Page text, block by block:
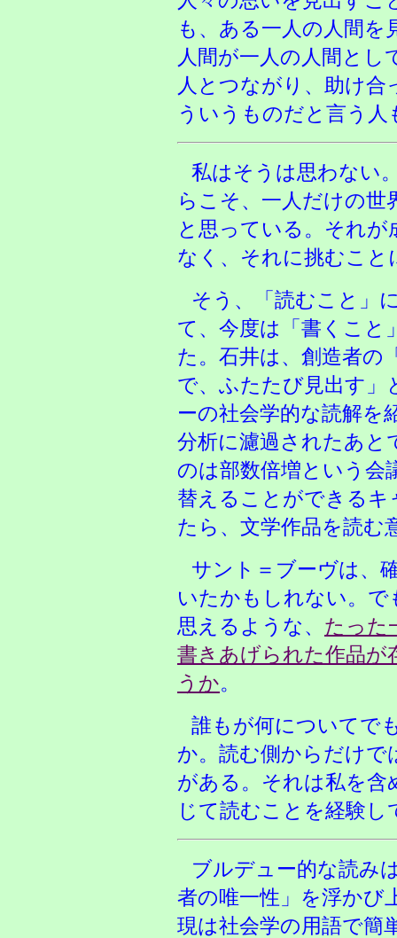
も、ある一人の人間
人間が一人の人間と
人とつながり、助け
ういうものだと言う
私はそうは思わない
らこそ、一人だけの
と思っている。それ
なく、それに挑むこ
そう、「読むこと」
て、今度は「書くこと
た。石井は、創造者の
で、ふたたび見出す」
ーの社会学的な読解を
分析に濾過されたあと
のは部数倍増という会
替えることができる
たら、文学作品を読む
サント＝ブーヴは、
いたかもしれない。
思えるような、 たった
書きあげられた作品
うか。
誰もが何についてで
か。読む側からだけで
がある。それは私を含
じて読むことを経験し
ブルデュー的な読み
者の唯一性」を浮かび
現は社会学の用語で簡